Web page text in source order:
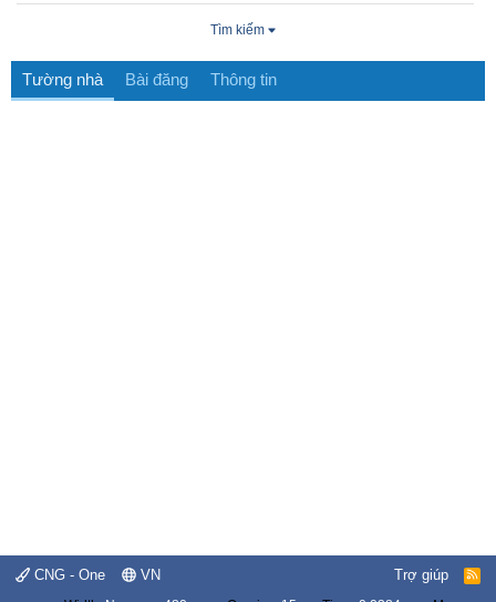
Tìm kiếm
Tường nhà Bài đăng Thông tin
CNG - One VN Trợ giúp
R